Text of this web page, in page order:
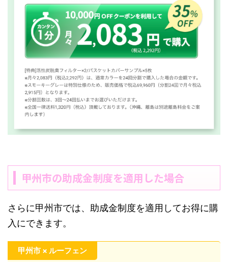
甲州市の助成金制度を適用した場合
さらに甲州市では、助成金制度を適用してお得に購
入にできます。
甲州市 × ルーフェン